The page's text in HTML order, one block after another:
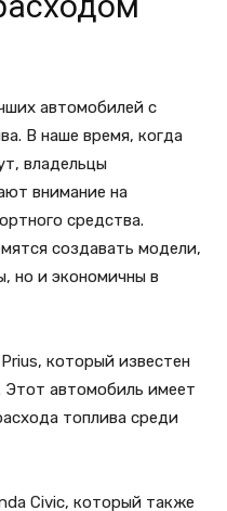
автомобилей с
В наше время, когда
владельцы
внимание на
средства.
создавать модели,
но и экономичны в
который известен
Этот автомобиль имеет
топлива среди
Civic, который также